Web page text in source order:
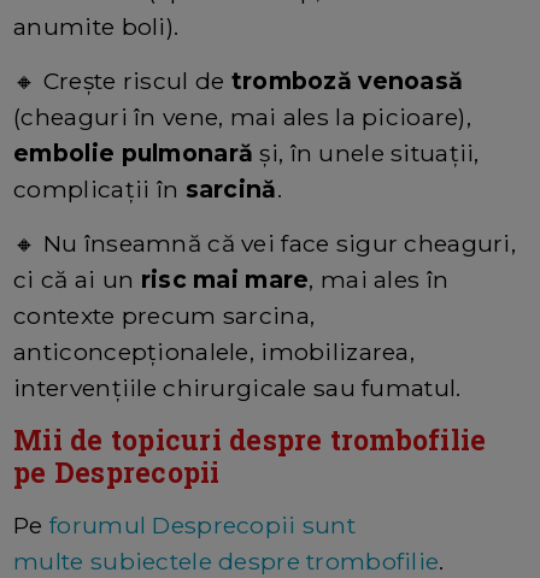
anumite boli).
🔸 Crește riscul de tromboză venoasă
(cheaguri în vene, mai ales la picioare),
embolie pulmonară și, în unele situații,
complicații în sarcină.
🔸 Nu înseamnă că vei face sigur cheaguri,
ci că ai un risc mai mare, mai ales în
contexte precum sarcina,
anticoncepționalele, imobilizarea,
intervențiile chirurgicale sau fumatul.
Mii de topicuri despre trombofilie
pe Desprecopii
Pe forumul Desprecopii sunt
multe subiectele despre trombofilie.